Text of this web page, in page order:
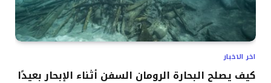
اخر الاخبار
كيف يصلح البحارة الرومان السفن أثناء الإبحار بعيدًا